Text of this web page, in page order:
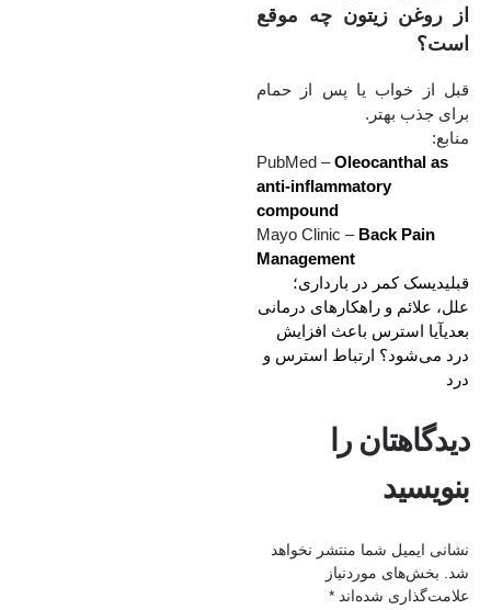
از روغن زیتون چه موقع
است؟
قبل از خواب یا پس از حمام
برای جذب بهتر.
منابع:
PubMed –Oleocanthal as
anti-inflammatory
compound
Mayo Clinic – Back Pain
Management
قبلیدیسک کمر در بارداری؛
علل، علائم و راهکارهای درمانی
بعدیآیا استرس باعث افزایش
درد می‌شود؟ ارتباط استرس و
درد
دیدگاهتان را
بنویسید
نشانی ایمیل شما منتشر نخواهد
شد. بخش‌های موردنیاز
علامت‌گذاری شده‌اند *